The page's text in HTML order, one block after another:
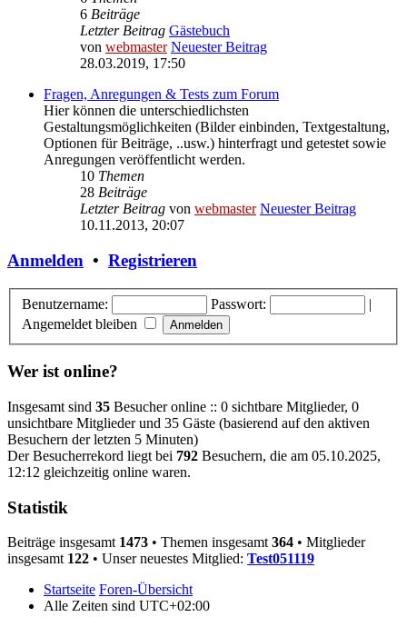
6 Beiträge
Letzter Beitrag Gästebuch
von webmaster Neuester Beitrag
28.03.2019, 17:50
Fragen, Anregungen & Tests zum Forum
Hier können die unterschiedlichsten
Gestaltungsmöglichkeiten (Bilder einbinden, Textgestaltung,
Optionen für Beiträge, ..usw.) hinterfragt und getestet sowie
Anregungen veröffentlicht werden.
10 Themen
28 Beiträge
Letzter Beitrag von webmaster Neuester Beitrag
10.11.2013, 20:07
Anmelden • Registrieren
Benutzername: Passwort:
|
Angemeldet bleiben
Wer ist online?
Insgesamt sind 35 Besucher online :: 0 sichtbare Mitglieder, 0
unsichtbare Mitglieder und 35 Gäste (basierend auf den aktiven
Besuchern der letzten 5 Minuten)
Der Besucherrekord liegt bei 792 Besuchern, die am 05.10.2025,
12:12 gleichzeitig online waren.
Statistik
Beiträge insgesamt 1473 • Themen insgesamt 364 • Mitglieder
insgesamt 122 • Unser neuestes Mitglied: Test051119
Startseite Foren-Übersicht
Alle Zeiten sind UTC+02:00